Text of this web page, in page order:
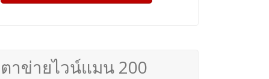
ตาข่ายไวน์แมน 200